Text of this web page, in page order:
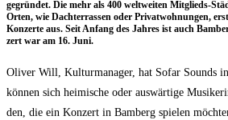
gegrün­det. Die mehr als 400 welt­wei­ten Mit­glieds-
Orten, wie Dach­ter­ras­sen oder Pri­vat­woh­nun­gen,
Kon­zer­te aus. Seit Anfang des Jah­res ist auch
zert war am 16. Juni.
Oli­ver Will, Kul­tur­ma­na­ger, hat Sofar Sounds
kön­nen sich hei­mi­sche oder aus­wär­ti­ge
den, die ein Kon­zert in Bam­berg spie­len